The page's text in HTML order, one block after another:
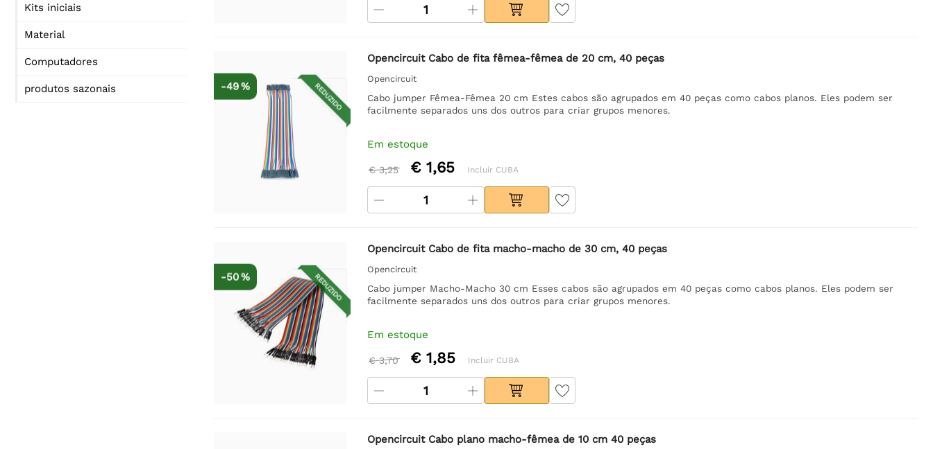
Kits iniciais
Material
Computadores
produtos sazonais REDUZIDO
-49 %
Opencircuit Cabo de fita fêmea-fêmea de 20 cm, 40 peças
Opencircuit
Cabo jumper Fêmea-Fêmea 20 cm Estes cabos são agrupados em 40 peças como cabos planos. Eles podem ser
facilmente separados uns dos outros para criar grupos menores.
Em estoque
€ 3,25 € 1,65 Incluir CUBA
REDUZIDO
-50 %
Opencircuit Cabo de fita macho-macho de 30 cm, 40 peças
Opencircuit
Cabo jumper Macho-Macho 30 cm Esses cabos são agrupados em 40 peças como cabos planos. Eles podem ser
facilmente separados uns dos outros para criar grupos menores.
Em estoque
€ 3,70 € 1,85 Incluir CUBA
Opencircuit Cabo plano macho-fêmea de 10 cm 40 peças